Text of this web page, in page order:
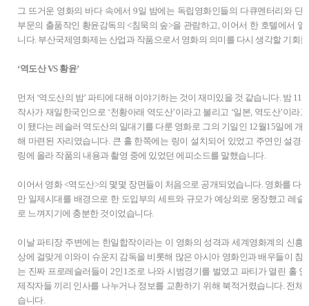
그 뜨거운 영화의 바다 속에서 9일 밤에는 독립영화인들의 다큐멘터리와 단
부문의 출품작인 황윤감독의 <침묵의 숲>을 관람하고, 이어서 한 호텔에서 열
니다. 부산국제영화제는 산업과 작품으로서 영화의 의미를 다시 생각할 기회
‘역도산 VS 황윤’
먼저 ‘역도산의 밤’ 파티에 대해 이야기하는 것이 재미있을 것 같습니다. 밤 11
작사가 재일한국인으로 ‘천황아래 역도산’이라고 불리고 ‘일본, 역도산’이라
이 됐다는 레슬러 역도산의 일대기를 다룬 영화로 그의 기일인 12월15일에 개
해 마련된 자리였습니다. 큰 홀 한쪽에는 링이 설치되어 있었고 주연인 설경
링에 올라 작품의 내용과 촬영 중에 있었던 에피소드를 말했습니다.
이어서 영화 <역도산>의 몇몇 장면들이 처음으로 공개되었습니다. 영화를 다
만 일제시대를 배경으로 한 도입부의 세트와 규모가 예상외로 웅장했고 레슬
로 느껴지기에 충분한 것이었습니다.
이날 파티장 주변에는 한일합작이라는 이 영화의 성격과 세계영화계의 신흥
상에 걸맞게 이와이 슈운지 감독을 비롯해 많은 아시아 영화인과 배우들이 참
는 진짜 프로레슬러들이 2인1조로 나와 시범경기를 벌였고 파티가 열린 홀
제작자들 끼리 인사를 나누거나 정보를 교환하기 위해 북적거렸습니다. 전체
습니다.